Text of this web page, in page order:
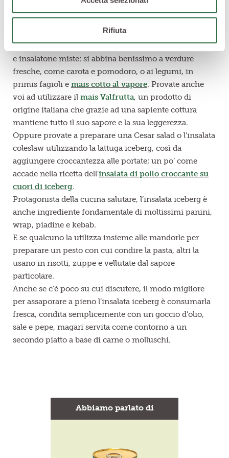
Rifiuta
moltissimi usi ed è molto apprezzata per la
croccantezza della sue foglie.
Viene utilizzata principalmente per preparare insalate
e insalatone miste: si abbina benissimo a verdure
fresche, come carota e pomodoro, o ai legumi, in
primis fagioli e mais cotto al vapore. Provate anche
voi ad utilizzare il mais Valfrutta, un prodotto di
origine italiana che grazie ad una sapiente cottura
mantiene tutto il suo sapore e la sua leggerezza.
Oppure provate a preparare una Cesar salad o l’insalata
coleslaw utilizzando la lattuga iceberg, così da
aggiungere croccantezza alle portate; un po’ come
accade nella ricetta dell'insalata di pollo croccante su
cuori di iceberg.
Protagonista della cucina salutare, l’insalata iceberg è
anche ingrediente fondamentale di moltissimi panini,
wrap, piadine e kebab.
E se qualcuno la utilizza insieme alle mandorle per
preparare un pesto con cui condire la pasta, altri la
usano in risotti, zuppe e vellutate dal sapore
particolare.
Anche se c’è poco su cui discutere, il modo migliore
per assaporare a pieno l’insalata iceberg è consumarla
fresca, condita semplicemente con un goccio d’olio,
sale e pepe, magari servita come contorno a un
secondo piatto a base di carne o molluschi.
Abbiamo parlato di